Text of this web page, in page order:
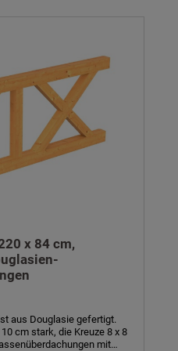
und Aufbauanleitung
x 84 cm,
aus Douglasie gefertigt.
cm stark, die Kreuze 8 x 8
mit